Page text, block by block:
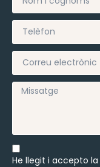
He llegit i accepto la